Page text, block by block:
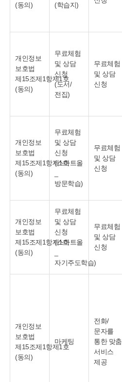
(동의) (학습지)
개인정보
보호법
제15조제1항제1호
(동의)
무료체험
및 상담
신청
(도서/
전집)
무료체험
및 상담
신청
개인정보
보호법
제15조제1항제1호
(동의)
무료체험
및 상담
신청
(스마트올
방문학습)
무료체험
및 상담
신청
개인정보
보호법
제15조제1항제1호
(동의)
무료체험
및 상담
신청
(스마트올
자기주도학습)
무료체험
및 상담
신청
개인정보
보호법
제15조제1항제1호
(동의)
마케팅
전화/
문자를
통한 맞춤
서비스
제공